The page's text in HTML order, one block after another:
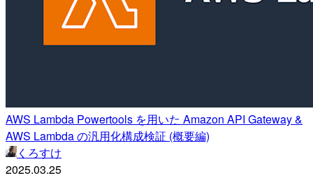
AWS Lambda Powertools を用いた Amazon API Gateway &
AWS Lambda の汎用化構成検証 (概要編)
くろすけ
2025.03.25